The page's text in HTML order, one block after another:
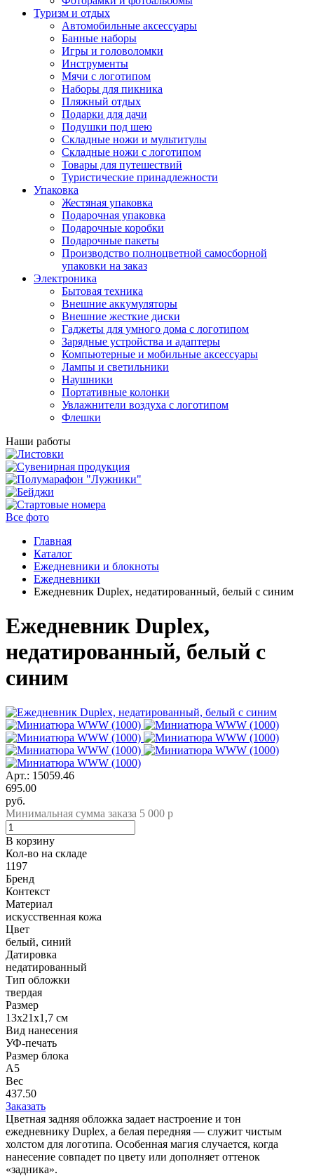
Туризм и отдых
Автомобильные аксессуары
Банные наборы
Игры и головоломки
Инструменты
Мячи с логотипом
Наборы для пикника
Пляжный отдых
Подарки для дачи
Подушки под шею
Складные ножи и мультитулы
Складные ножи с логотипом
Товары для путешествий
Туристические принадлежности
Упаковка
Жестяная упаковка
Подарочная упаковка
Подарочные коробки
Подарочные пакеты
Производство полноцветной самосборной
упаковки на заказ
Электроника
Бытовая техника
Внешние аккумуляторы
Внешние жесткие диски
Гаджеты для умного дома с логотипом
Зарядные устройства и адаптеры
Компьютерные и мобильные аксессуары
Лампы и светильники
Наушники
Портативные колонки
Увлажнители воздуха с логотипом
Флешки
Наши работы
Все фото
Главная
Каталог
Ежедневники и блокноты
Ежедневники
Ежедневник Duplex, недатированный, белый с синим
Ежедневник Duplex,
недатированный, белый с
синим
Арт.: 15059.46
695.00
руб.
Минимальная сумма заказа 5 000 р
В корзину
Кол-во на складе
1197
Бренд
Контекст
Материал
искусственная кожа
Цвет
белый, синий
Датировка
недатированный
Тип обложки
твердая
Размер
13х21х1,7 см
Вид нанесения
УФ-печать
Размер блока
А5
Вес
437.50
Заказать
Цветная задняя обложка задает настроение и тон
ежедневнику Duplex, а белая передняя — служит чистым
холстом для логотипа. Особенная магия случается, когда
нанесение совпадет по цвету или дополняет оттенок
«задника».